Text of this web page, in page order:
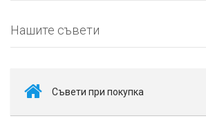
Нашите съвети
Съвети при покупка